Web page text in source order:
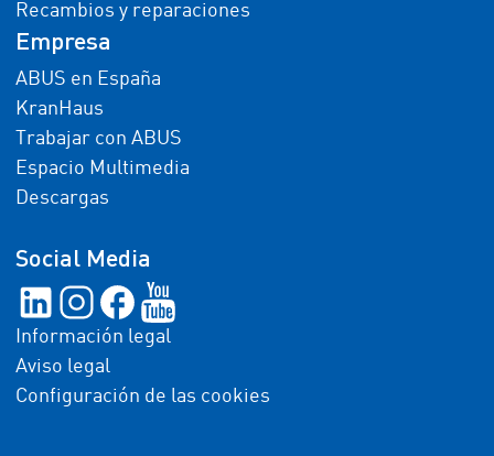
Recambios y reparaciones
Empresa
ABUS en España
KranHaus
Trabajar con ABUS
Espacio Multimedia
Descargas
Social Media
Información legal
Aviso legal
Configuración de las cookies